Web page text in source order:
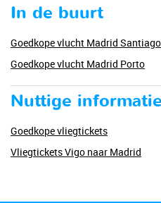
In de buurt
Goedkope vlucht Madrid
Goedkope vlucht Madrid Porto
Nuttige informatie
Goedkope vliegtickets
Vliegtickets Vigo naar Madrid